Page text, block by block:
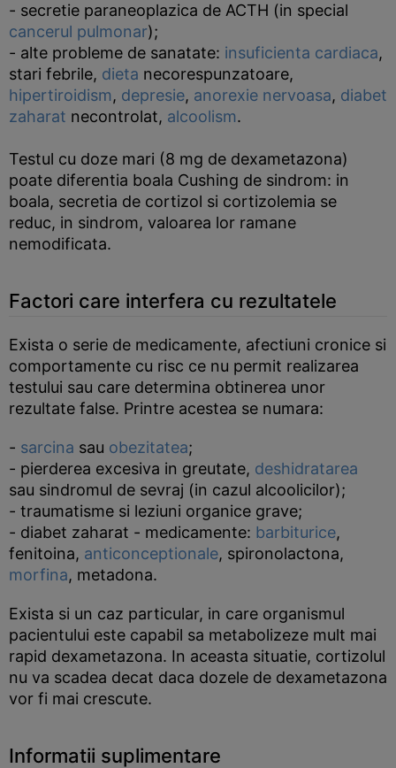
- secretie paraneoplazica de ACTH (in special
cancerul pulmonar);
- alte probleme de sanatate: insuficienta cardiaca,
stari febrile, dieta necorespunzatoare,
hipertiroidism, depresie, anorexie nervoasa, diabet
zaharat necontrolat, alcoolism.
Testul cu doze mari (8 mg de dexametazona)
poate diferentia boala Cushing de sindrom: in
boala, secretia de cortizol si cortizolemia se
reduc, in sindrom, valoarea lor ramane
nemodificata.
Factori care interfera cu rezultatele
Exista o serie de medicamente, afectiuni cronice si
comportamente cu risc ce nu permit realizarea
testului sau care determina obtinerea unor
rezultate false. Printre acestea se numara:
- sarcina sau obezitatea;
- pierderea excesiva in greutate, deshidratarea
sau sindromul de sevraj (in cazul alcoolicilor);
- traumatisme si leziuni organice grave;
- diabet zaharat - medicamente: barbiturice,
fenitoina, anticonceptionale, spironolactona,
morfina, metadona.
Exista si un caz particular, in care organismul
pacientului este capabil sa metabolizeze mult mai
rapid dexametazona. In aceasta situatie, cortizolul
nu va scadea decat daca dozele de dexametazona
vor fi mai crescute.
Informatii suplimentare